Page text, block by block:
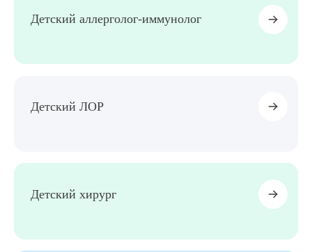
Детский аллерголог-иммунолог
Детский ЛОР
Детский хирург